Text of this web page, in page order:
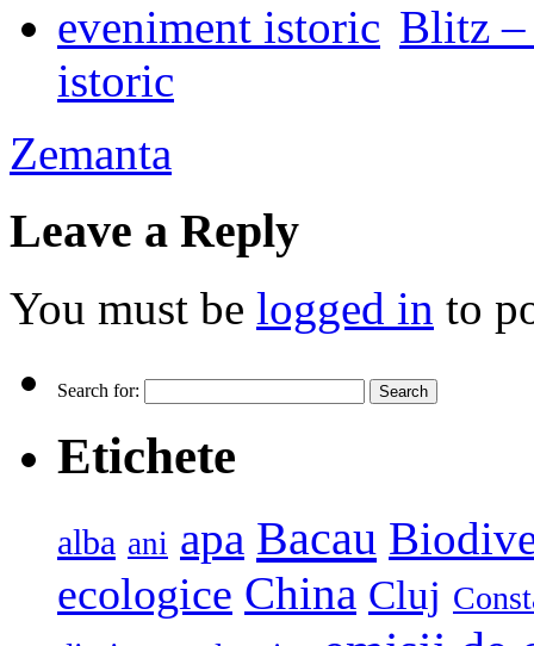
Blitz –
istoric
Zemanta
Leave a Reply
You must be logged in to
Search for:
Etichete
alba ani apa Bacau
ecologice China Cluj